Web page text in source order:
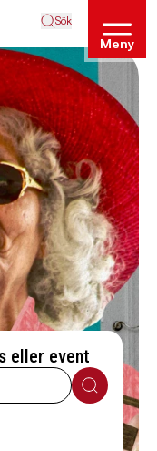
Sök
Meny
eller event
Sök